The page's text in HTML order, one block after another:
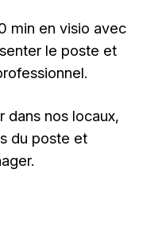
min en visio avec
le poste et
dans nos locaux,
du poste et